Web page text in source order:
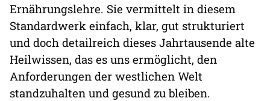
Ernährungslehre. Sie vermittelt in diesem
Standardwerk einfach, klar, gut strukturiert
und doch detailreich dieses Jahrtausende alte
Heilwissen, das es uns ermöglicht, den
Anforderungen der westlichen Welt
standzuhalten und gesund zu bleiben.